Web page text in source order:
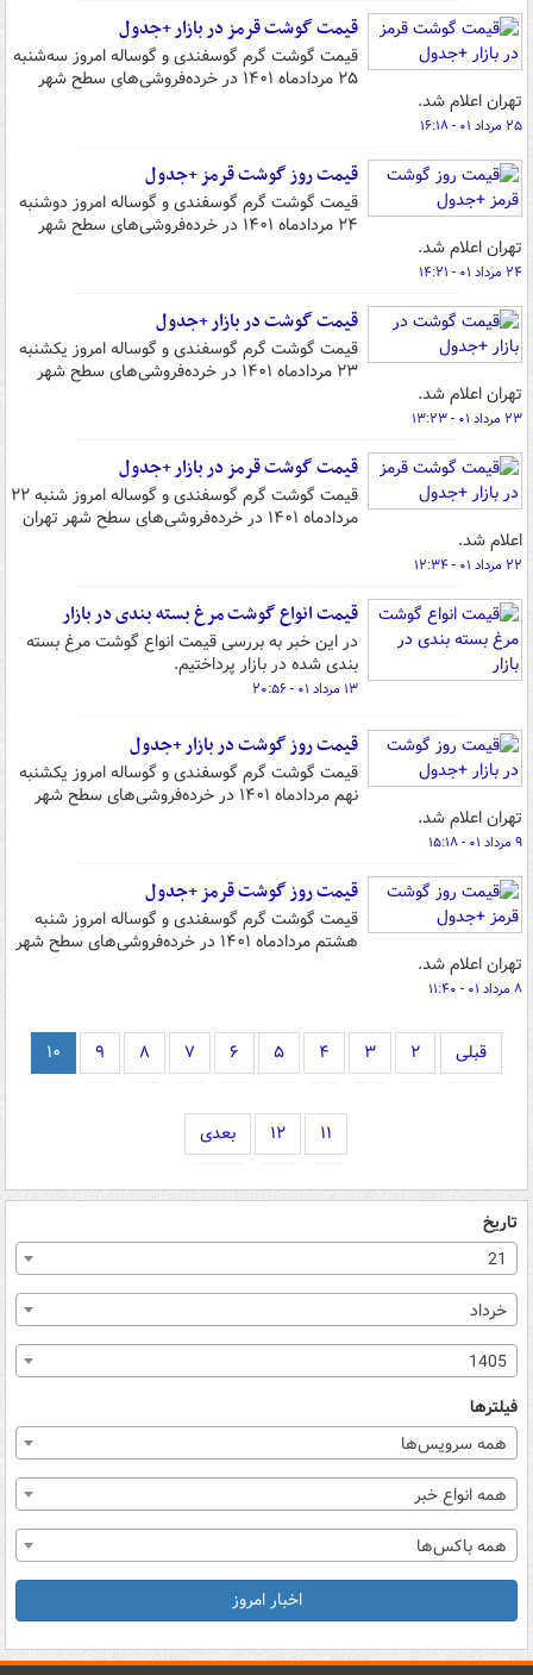
قیمت گوشت قرمز در بازار +جدول
قیمت گوشت گرم گوسفندی و گوساله امروز سه‌شنبه
۲۵ مردادماه ۱۴۰۱ در خرده‌فروشی‌های سطح شهر
تهران اعلام شد.
۲۵ مرداد ۰۱ - ۱۶:۱۸
قیمت روز گوشت قرمز +جدول
قیمت گوشت گرم گوسفندی و گوساله امروز دوشنبه
۲۴ مردادماه ۱۴۰۱ در خرده‌فروشی‌های سطح شهر
تهران اعلام شد.
۲۴ مرداد ۰۱ - ۱۴:۲۱
قیمت گوشت در بازار +جدول
قیمت گوشت گرم گوسفندی و گوساله امروز یکشنبه
۲۳ مردادماه ۱۴۰۱ در خرده‌فروشی‌های سطح شهر
تهران اعلام شد.
۲۳ مرداد ۰۱ - ۱۳:۲۳
قیمت گوشت قرمز در بازار +جدول
قیمت گوشت گرم گوسفندی و گوساله امروز شنبه ۲۲
مردادماه ۱۴۰۱ در خرده‌فروشی‌های سطح شهر تهران
اعلام شد.
۲۲ مرداد ۰۱ - ۱۲:۳۴
قیمت انواع گوشت مرغ بسته بندی در بازار
در این خبر به بررسی قیمت انواع گوشت مرغ بسته
بندی شده در بازار پرداختیم.
۱۳ مرداد ۰۱ - ۲۰:۵۶
قیمت روز گوشت در بازار +جدول
قیمت گوشت گرم گوسفندی و گوساله امروز یکشنبه
نهم مردادماه ۱۴۰۱ در خرده‌فروشی‌های سطح شهر
تهران اعلام شد.
۹ مرداد ۰۱ - ۱۵:۱۸
قیمت روز گوشت قرمز +جدول
قیمت گوشت گرم گوسفندی و گوساله امروز شنبه
هشتم مردادماه ۱۴۰۱ در خرده‌فروشی‌های سطح شهر
تهران اعلام شد.
۸ مرداد ۰۱ - ۱۱:۴۰
قبلی ۲ ۳ ۴ ۵ ۶ ۷ ۸ ۹ ۱۰
۱۱ ۱۲ بعدی
تاریخ
21
خرداد
1405
فیلترها
همه سرویس‌ها
همه انواع خبر
همه باکس‌ها
اخبار امروز